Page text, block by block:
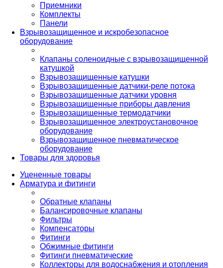
Приемники
Комплекты
Панели
Взрывозащищенное и искробезопасное
оборудование
Клапаны соленоидные с взрывозащищенной
катушкой
Взрывозащищенные катушки
Взрывозащищенные датчики-реле потока
Взрывозащищенные датчики уровня
Взрывозащищенные приборы давления
Взрывозащищенные термодатчики
Взрывозащищенное электроустановочное
оборудование
Взрывозащищенное пневматическое
оборудование
Товары для здоровья
Уцененные товары
Арматура и фитинги
Обратные клапаны
Балансировочные клапаны
Фильтры
Компенсаторы
Фитинги
Обжимные фитинги
Фитинги пневматические
Коллекторы для водоснабжения и отопления